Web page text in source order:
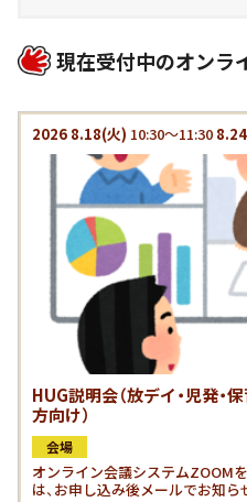
現在受付中のオンラ
2026 8.18(火) 10:30～11:30 8.24
HUG説明会（放デイ・児発・
方向け）
会場
オンライン会議システムZOOM
は、お申し込み後メールでお知ら